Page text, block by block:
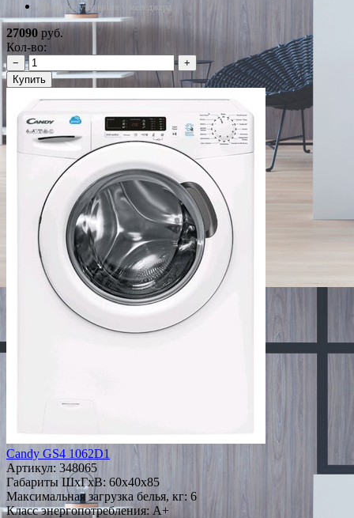
*Наличие уточняйте у менеджера
27090 руб.
Кол-во:
−
+
Купить
Candy GS4 1062D1
Артикул: 348065
Габариты ШxГxВ: 60x40x85
Максимальная загрузка белья, кг: 6
Класс энергопотребления: A+